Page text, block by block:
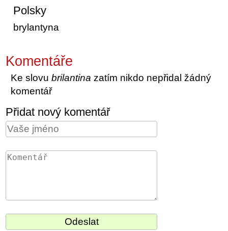
Polsky
brylantyna
Komentáře
Ke slovubrilantina zatím nikdo nepřidal žádný
komentář
Přidat nový komentář